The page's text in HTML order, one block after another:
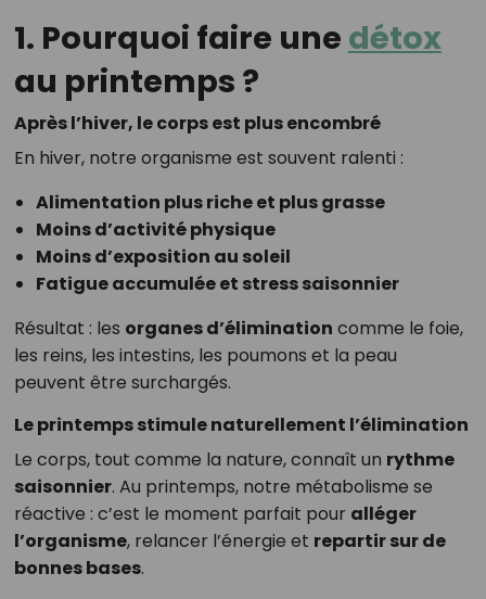
1. Pourquoi faire une détox
au printemps ?
Après l’hiver, le corps est plus encombré
En hiver, notre organisme est souvent ralenti :
Alimentation plus riche et plus grasse
Moins d’activité physique
Moins d’exposition au soleil
Fatigue accumulée et stress saisonnier
Résultat : les organes d’élimination comme le foie,
les reins, les intestins, les poumons et la peau
peuvent être surchargés.
Le printemps stimule naturellement l’élimination
Le corps, tout comme la nature, connaît un rythme
saisonnier. Au printemps, notre métabolisme se
réactive : c’est le moment parfait pour alléger
l’organisme, relancer l’énergie et repartir sur de
bonnes bases.